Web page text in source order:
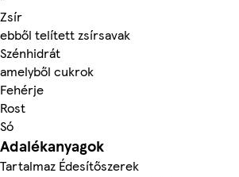
Zsír
ebből telített zsírsavak
Szénhidrát
amelyből cukrok
Fehérje
Rost
Só
Adalékanyagok
Tartalmaz Édesítőszerek